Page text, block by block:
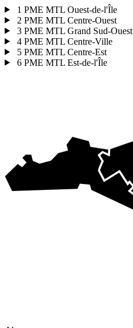
1 PME MTL Ouest-de-l'Île
2 PME MTL Centre-Ouest
3 PME MTL Grand Sud-Ouest
4 PME MTL Centre-Ville
5 PME MTL Centre-Est
6 PME MTL Est-de-l'Île